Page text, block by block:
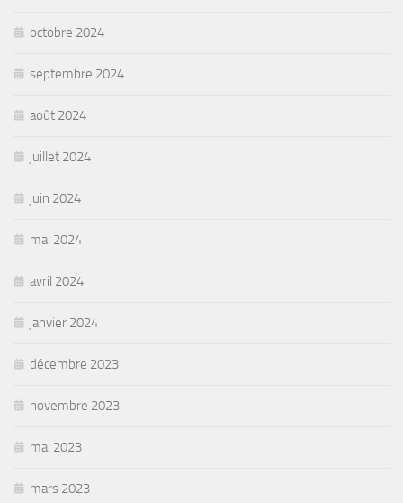
octobre 2024
septembre 2024
août 2024
juillet 2024
juin 2024
mai 2024
avril 2024
janvier 2024
décembre 2023
novembre 2023
mai 2023
mars 2023